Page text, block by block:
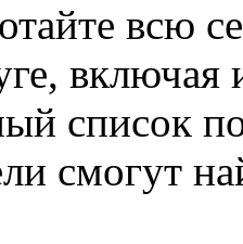
всю
список
смогут